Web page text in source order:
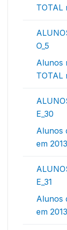
TOTAL
O_5
Alunos
TOTAL
E_30
Alunos
em
E_31
Alunos
em